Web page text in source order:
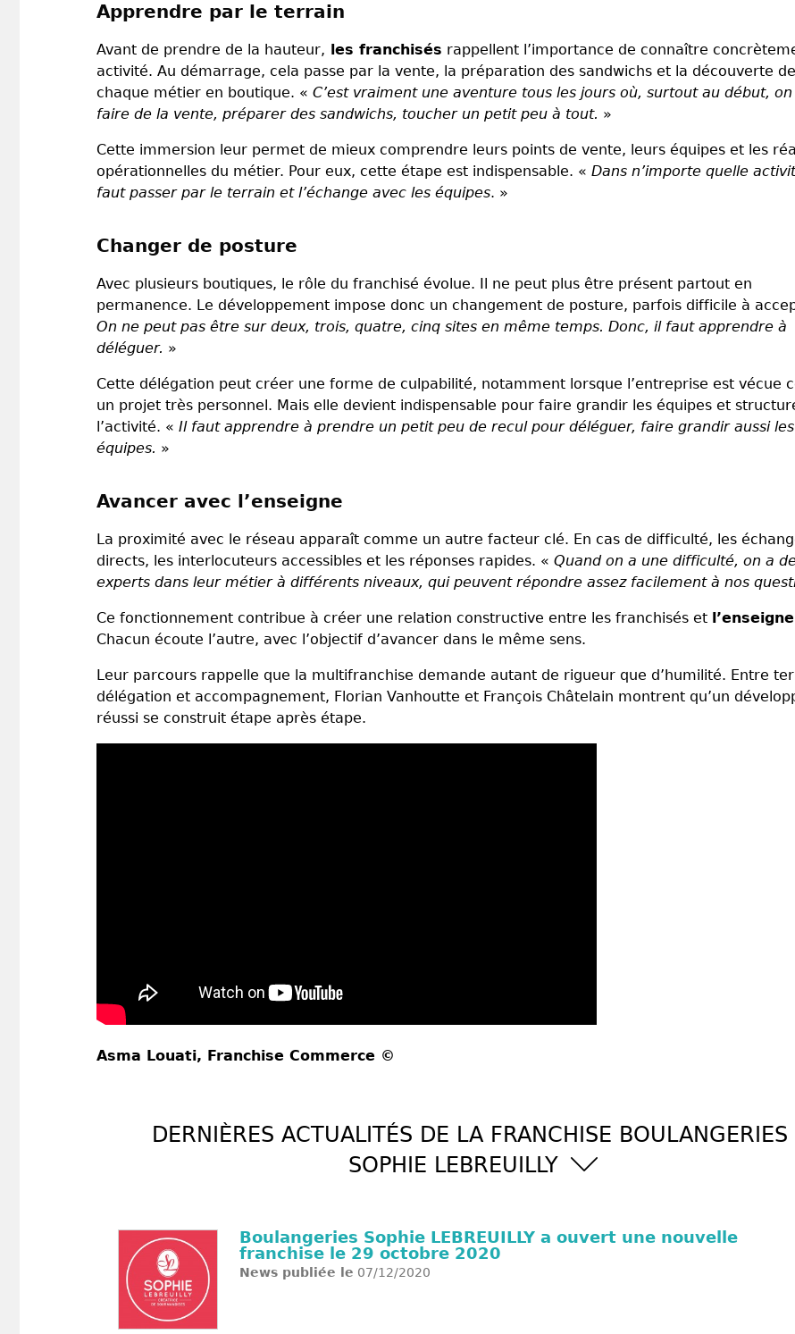
Apprendre par le terrain
Avant de prendre de la hauteur, les franchisés rappellent l’importance de connaître
activité. Au démarrage, cela passe par la vente, la préparation des sandwichs et la découverte de
chaque métier en boutique. « C’est vraiment une aventure tous les jours où, surtout au début, on
faire de la vente, préparer des sandwichs, toucher un petit peu à tout. »
Cette immersion leur permet de mieux comprendre leurs points de vente, leurs équipes et les
opérationnelles du métier. Pour eux, cette étape est indispensable. « Dans n’importe quelle
faut passer par le terrain et l’échange avec les équipes. »
Changer de posture
Avec plusieurs boutiques, le rôle du franchisé évolue. Il ne peut plus être présent partout en
permanence. Le développement impose donc un changement de posture, parfois difficile à
On ne peut pas être sur deux, trois, quatre, cinq sites en même temps. Donc, il faut apprendre à
déléguer. »
Cette délégation peut créer une forme de culpabilité, notamment lorsque l’entreprise est vécue
un projet très personnel. Mais elle devient indispensable pour faire grandir les équipes et
l’activité. « Il faut apprendre à prendre un petit peu de recul pour déléguer, faire grandir aussi les
équipes. »
Avancer avec l’enseigne
La proximité avec le réseau apparaît comme un autre facteur clé. En cas de difficulté, les
directs, les interlocuteurs accessibles et les réponses rapides. « Quand on a une difficulté, on a
experts dans leur métier à différents niveaux, qui peuvent répondre assez facilement à nos
Ce fonctionnement contribue à créer une relation constructive entre les franchisés et l’enseigne
Chacun écoute l’autre, avec l’objectif d’avancer dans le même sens.
Leur parcours rappelle que la multifranchise demande autant de rigueur que d’humilité. Entre
délégation et accompagnement, Florian Vanhoutte et François Châtelain montrent qu’un
réussi se construit étape après étape.
Asma Louati, Franchise Commerce ©
DERNIÈRES ACTUALITÉS DE LA FRANCHISE BOULANGERIES
SOPHIE LEBREUILLY
Boulangeries Sophie LEBREUILLY a ouvert une nouvelle
franchise le 29 octobre 2020
News publiée le 07/12/2020